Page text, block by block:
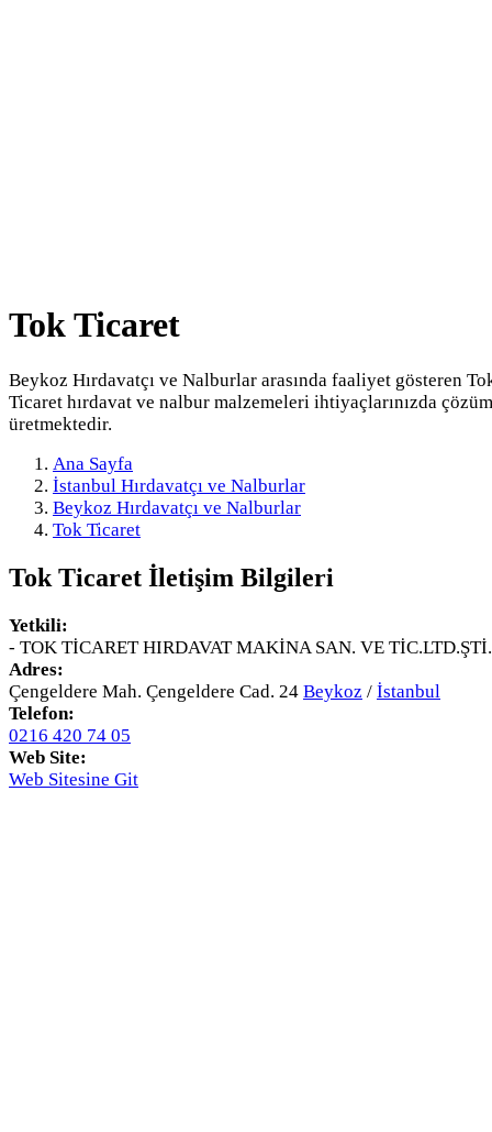
Tok Ticaret
Beykoz Hırdavatçı ve Nalburlar arasında faaliyet gösteren
Ticaret hırdavat ve nalbur malzemeleri ihtiyaçlarınızda çözüm
üretmektedir.
Ana Sayfa
İstanbul Hırdavatçı ve Nalburlar
Beykoz Hırdavatçı ve Nalburlar
Tok Ticaret
Tok Ticaret İletişim Bilgileri
Yetkili:
- TOK TİCARET HIRDAVAT MAKİNA SAN. VE TİC.LTD.ŞTİ.
Adres:
Çengeldere Mah. Çengeldere Cad. 24 Beykoz / İstanbul
Telefon:
0216 420 74 05
Web Site:
Web Sitesine Git